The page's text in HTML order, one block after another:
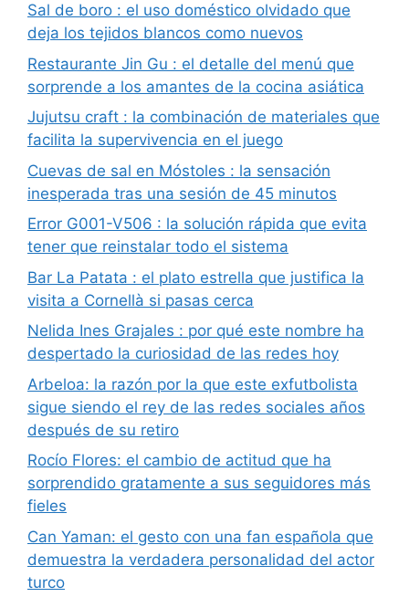
Sal de boro : el uso doméstico olvidado que
deja los tejidos blancos como nuevos
Restaurante Jin Gu : el detalle del menú que
sorprende a los amantes de la cocina asiática
Jujutsu craft : la combinación de materiales que
facilita la supervivencia en el juego
Cuevas de sal en Móstoles : la sensación
inesperada tras una sesión de 45 minutos
Error G001-V506 : la solución rápida que evita
tener que reinstalar todo el sistema
Bar La Patata : el plato estrella que justifica la
visita a Cornellà si pasas cerca
Nelida Ines Grajales : por qué este nombre ha
despertado la curiosidad de las redes hoy
Arbeloa: la razón por la que este exfutbolista
sigue siendo el rey de las redes sociales años
después de su retiro
Rocío Flores: el cambio de actitud que ha
sorprendido gratamente a sus seguidores más
fieles
Can Yaman: el gesto con una fan española que
demuestra la verdadera personalidad del actor
turco